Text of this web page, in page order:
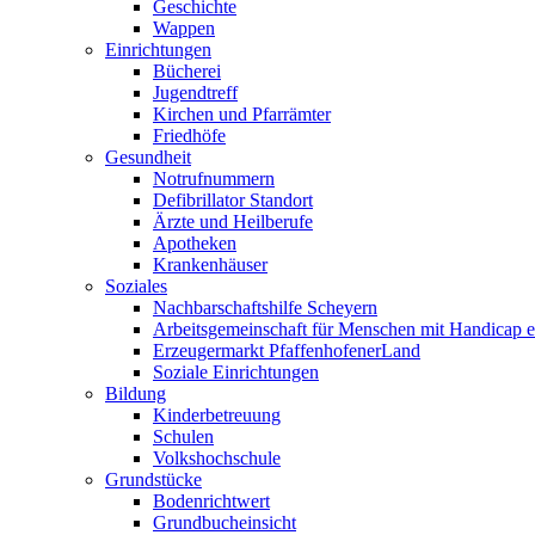
Geschichte
Wappen
Einrichtungen
Bücherei
Jugendtreff
Kirchen und Pfarrämter
Friedhöfe
Gesundheit
Notrufnummern
Defibrillator Standort
Ärzte und Heilberufe
Apotheken
Krankenhäuser
Soziales
Nachbarschaftshilfe Scheyern
Arbeitsgemeinschaft für Menschen mit Handicap
Erzeugermarkt PfaffenhofenerLand
Soziale Einrichtungen
Bildung
Kinderbetreuung
Schulen
Volkshochschule
Grundstücke
Bodenrichtwert
Grundbucheinsicht